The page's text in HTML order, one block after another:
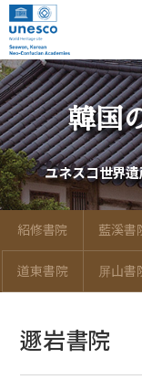
韓国
ユネスコ世界
紹修書院 藍溪書
道東書院 屏山書
遯岩書院